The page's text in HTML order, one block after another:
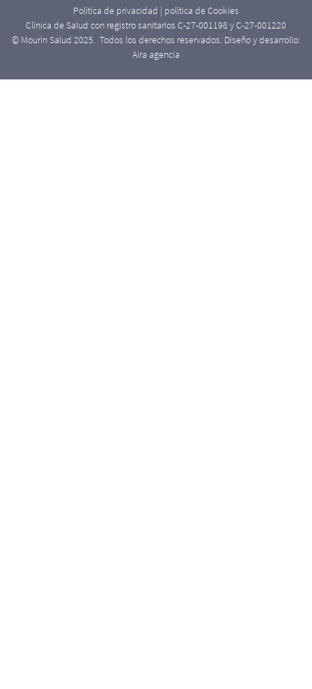
Política de privacidad | política de Cookies
Clínica de Salud con registro sanitarios C-27-001198 y C-27-001220
© Mourin Salud 2025. Todos los derechos reservados. Diseño y desarrollo:
Aira agencia